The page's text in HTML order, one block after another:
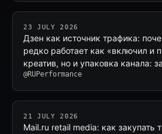
23 JULY 2026
Дзен как источник трафика:
редко работает как «включил и
креатив, но и упаковка канала:
@RUPerformance
21 JULY 2026
Mail.ru retail media: как закупать